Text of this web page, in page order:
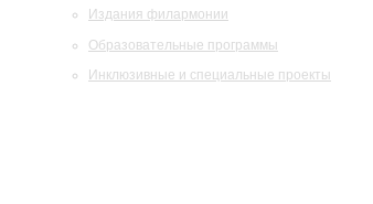
Издания филармонии
Образовательные программы
Инклюзивные и специальные проекты